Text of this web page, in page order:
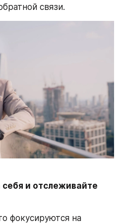
связи.
себя и отслеживайте
фокусируются на